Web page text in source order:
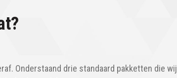
Onderstaand drie standaard pakketten die wij